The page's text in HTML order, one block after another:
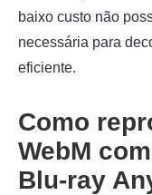
baixo custo não
necessária para
eficiente.
Como
WebM
Blu-ray